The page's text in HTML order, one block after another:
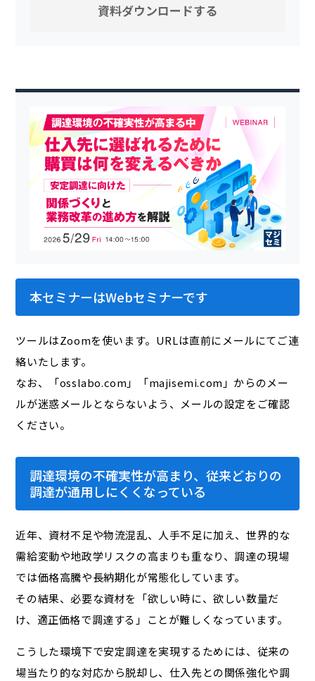
本セミナーはWebセミナーです
ツールはZoomを使います。URLは直前にメールにてご連
絡いたします。
なお、「osslabo.com」「majisemi.com」からのメー
ルが迷惑メールとならないよう、メールの設定をご確認
ください。
調達環境の不確実性が高まり、従来どおりの
調達が通用しにくくなっている
近年、資材不足や物流混乱、人手不足に加え、世界的な
需給変動や地政学リスクの高まりも重なり、調達の現場
では価格高騰や長納期化が常態化しています。
その結果、必要な資材を「欲しい時に、欲しい数量だ
け、適正価格で調達する」ことが難しくなっています。
こうした環境下で安定調達を実現するためには、従来の
場当たり的な対応から脱却し、仕入先との関係強化や調